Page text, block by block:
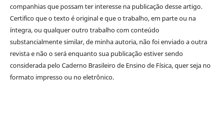
companhias que possam ter interesse na publicação desse artigo.
Certifico que o texto é original e que o trabalho, em parte ou na
íntegra, ou qualquer outro trabalho com conteúdo
substancialmente similar, de minha autoria, não foi enviado a outra
revista e não o será enquanto sua publicação estiver sendo
considerada pelo Caderno Brasileiro de Ensino de Física, quer seja no
formato impresso ou no eletrônico.